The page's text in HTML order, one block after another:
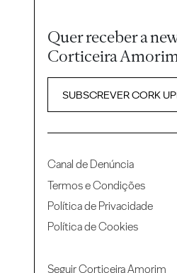
Quer receber a
Corticeira
SUBSCREVER CORK
Canal de Denúncia
Termos e Condições
Política de Privacidade
Política de Cookies
Seguir Corticeira Amorim